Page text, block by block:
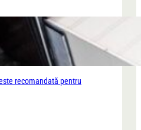
recomandată pentru